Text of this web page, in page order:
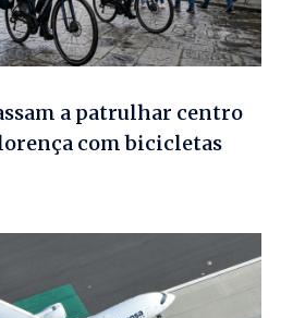
a patrulhar centro
com bicicletas